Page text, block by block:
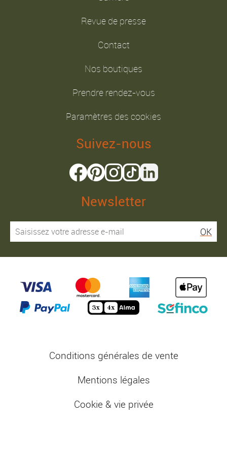
Revue de presse
Contact
Nos boutiques
Prendre rendez-vous
Paramètres des cookies
Suivez-nous
Newsletter
OK
Conditions générales de vente
Mentions légales
Cookie & vie privée